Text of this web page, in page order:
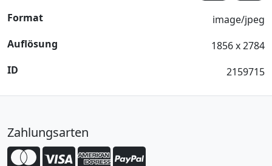
Format
image/jpeg
Auflösung
1856 x 2784
ID
2159715
Zahlungsarten